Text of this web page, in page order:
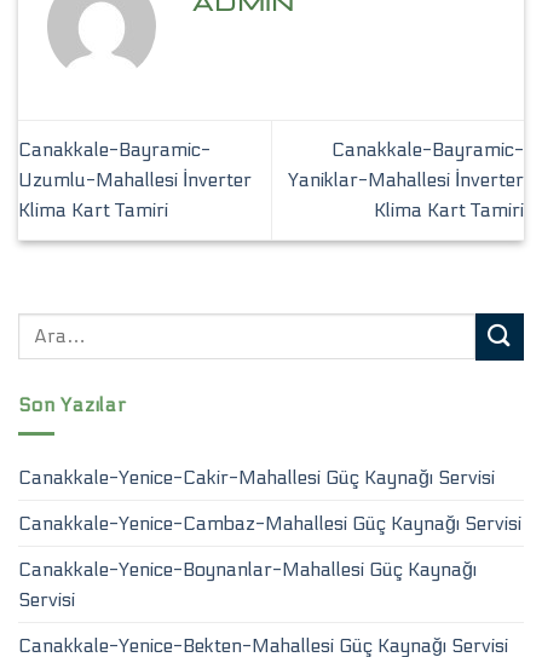
Canakkale-Bayramic-
Uzumlu-Mahallesi İnverter
Klima Kart Tamiri
Canakkale-Bayramic-
Yaniklar-Mahallesi İnverter
Klima Kart Tamiri
Son Yazılar
Canakkale-Yenice-Cakir-Mahallesi Güç Kaynağı Servisi
Canakkale-Yenice-Cambaz-Mahallesi Güç Kaynağı Servisi
Canakkale-Yenice-Boynanlar-Mahallesi Güç Kaynağı
Servisi
Canakkale-Yenice-Bekten-Mahallesi Güç Kaynağı Servisi